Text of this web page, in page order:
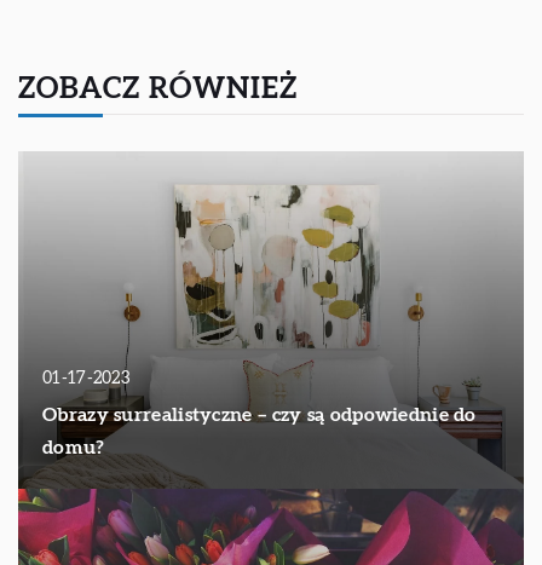
ZOBACZ RÓWNIEŻ
01-17-2023
Obrazy surrealistyczne – czy są odpowiednie do
domu?